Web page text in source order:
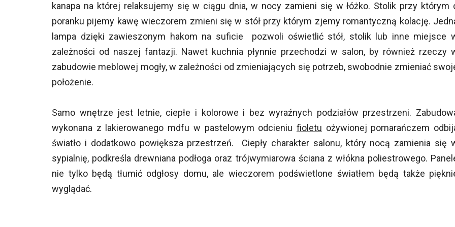
kanapa na której relaksujemy się w ciągu dnia, w nocy zamieni się w łóżko. Stolik przy którym
poranku pijemy kawę wieczorem zmieni się w stół przy którym zjemy romantyczną kolację.
lampa dzięki zawieszonym hakom na suficie pozwoli oświetlić stół, stolik lub inne miejsce
zależności od naszej fantazji. Nawet kuchnia płynnie przechodzi w salon, by również rzeczy
zabudowie meblowej mogły, w zależności od zmieniających się potrzeb, swobodnie zmieniać
położenie.
Samo wnętrze jest letnie, ciepłe i kolorowe i bez wyraźnych podziałów przestrzeni.
wykonana z lakierowanego mdfu w pastelowym odcieniu fioletu ożywionej pomarańczem
światło i dodatkowo powiększa przestrzeń. Ciepły charakter salonu, który nocą zamienia się
sypialnię, podkreśla drewniana podłoga oraz trójwymiarowa ściana z włókna poliestrowego.
nie tylko będą tłumić odgłosy domu, ale wieczorem podświetlone światłem będą także
wyglądać.